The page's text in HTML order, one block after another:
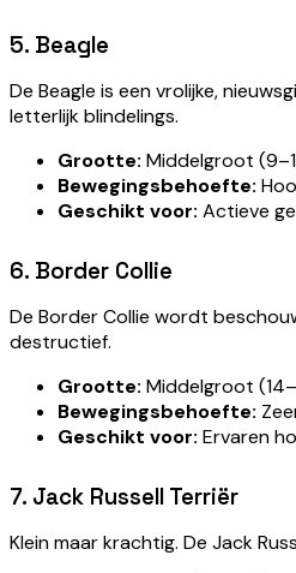
5. Beagle
De Beagle is een vrolijke,
letterlijk blindelings.
Grootte: Middelgroot
Bewegingsbehoefte:
Geschikt voor: Actieve
6. Border Collie
De Border Collie wordt
destructief.
Grootte: Middelgroot
Bewegingsbehoefte:
Geschikt voor: Ervaren
7. Jack Russell Terriër
Klein maar krachtig. De Jack